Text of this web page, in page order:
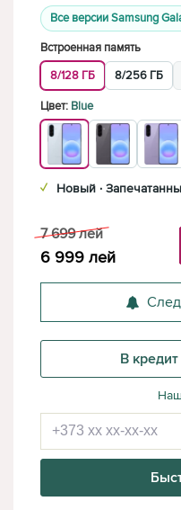
Все версии Samsung
Встроенная память
8/128 ГБ
8/256 ГБ
Цвет: Blue
✓ Новый ·
7 699 лей
6 999 лей
В